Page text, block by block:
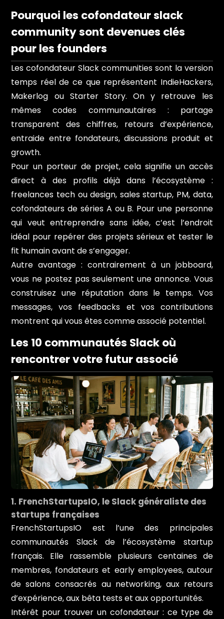
Pourquoi les cofondateur slack
community sont devenues clés
pour les founders
Les cofondateur Slack communities sont la version
temps réel de ce que représentent IndieHackers,
Makerlog ou Starter Story. On y retrouve les
mêmes codes communautaires : partage
transparent des chiffres, retours d’expérience,
entraide entre fondateurs, discussions produit et
growth.
Pour un porteur de projet, cela signifie un accès
direct à des profils déjà dans l’écosystème :
freelances tech ou design, sales startup, PM, data,
cofondateurs de séries A ou B. Pour une personne
qui veut entreprendre sans idée, c’est l’endroit
idéal pour repérer des projets sérieux et tester le
fit humain avant de s’engager.
Autre avantage : contrairement à un jobboard,
vous ne postez pas seulement une annonce. Vous
construisez une réputation dans le temps. Vos
messages, vos feedbacks et vos contributions
montrent qui vous êtes comme associé potentiel.
Les 10 communautés Slack où
rencontrer votre futur associé
1. FrenchStartupsIO, le Slack généraliste des
startups françaises
FrenchStartupsIO est l’une des principales
communautés Slack de l’écosystème startup
français. Elle rassemble plusieurs centaines de
membres, fondateurs et early employees, autour
de salons consacrés au networking, aux retours
d’expérience, aux bêta tests et aux opportunités.
Intérêt pour trouver un cofondateur : ce type de